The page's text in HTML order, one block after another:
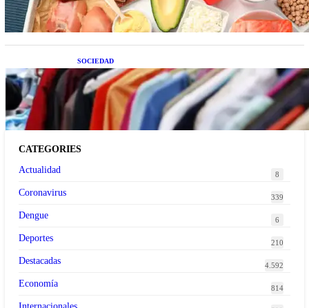
SOCIEDAD
Las grandes marcas globales se suman a la
tendencia de la ropa de segunda mano premium
CATEGORIES
Actualidad
8
Coronavirus 339
Dengue 6
Deportes 210
Destacadas 4.592
Economía 814